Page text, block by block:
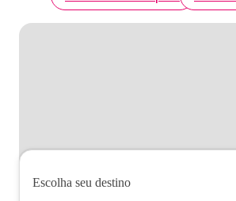
Escolha seu destino